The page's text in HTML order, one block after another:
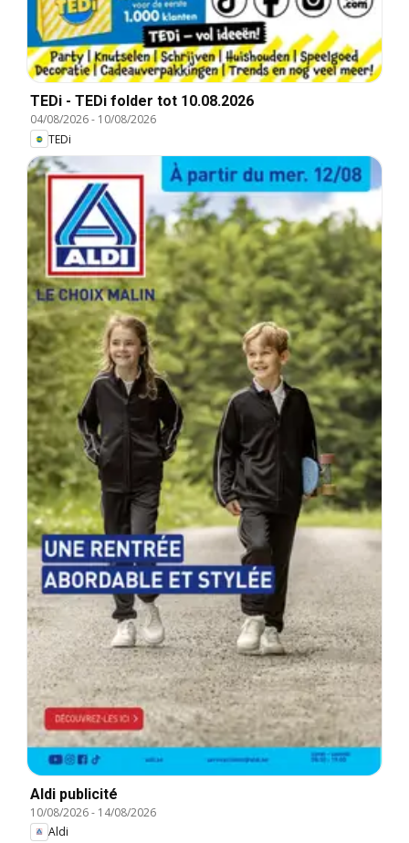
TEDi - TEDi folder tot 10.08.2026
04/08/2026- 10/08/2026
TEDi
Aldi publicité
10/08/2026- 14/08/2026
Aldi